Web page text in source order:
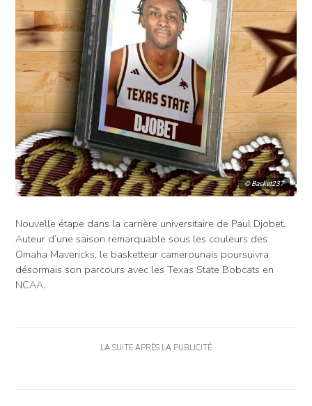
© Basket237
Nouvelle étape dans la carrière universitaire de Paul Djobet.
Auteur d’une saison remarquable sous les couleurs des
Omaha Mavericks, le basketteur camerounais poursuivra
désormais son parcours avec les Texas State Bobcats en
NCAA.
LA SUITE APRÈS LA PUBLICITÉ